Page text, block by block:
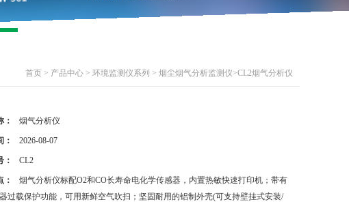
首页 > 产品中心 > 环境监测仪系列 > 烟尘烟气分析监测仪>CL2烟气分析仪
： 烟气分析仪
： 2026-08-07
： CL2
：
烟气分析仪标配O2和CO长寿命电化学传感器，内置热敏快速打印机；带有
过载保护功能，可用新鲜空气吹扫；坚固耐用的铝制外壳(可支持壁挂式安装/